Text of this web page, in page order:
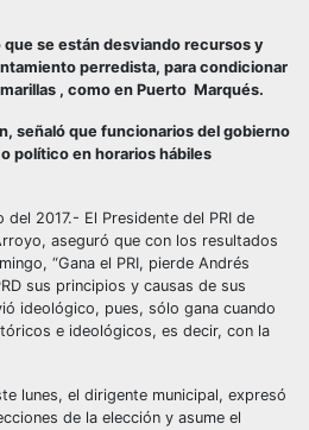
se están desviando recursos y
perredista, para condicionar
, como en Puerto Marqués.
señaló que funcionarios del gobierno
político en horarios hábiles
2017.- El Presidente del PRI de
aseguró que con los resultados
“Gana el PRI, pierde Andrés
sus principios y causas de sus
ideológico, pues, sólo gana cuando
e ideológicos, es decir, con la
lunes, el dirigente municipal, expresó
de la elección y asume el